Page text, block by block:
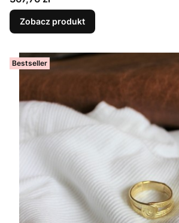
Zobacz produkt
Bestseller